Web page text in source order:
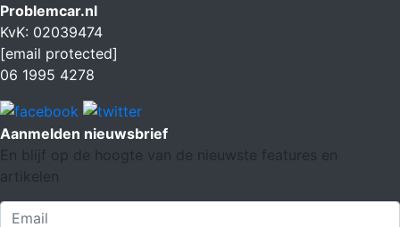
Problemcar.nl
KvK: 02039474
[email protected]
06 1995 4278
Aanmelden nieuwsbrief
En blijf op de hoogte van de nieuwste features en
artikelen